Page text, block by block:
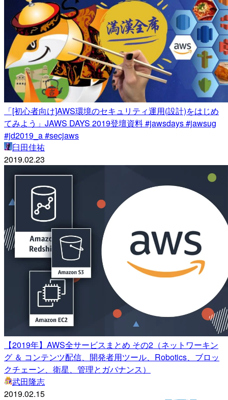
「[初心者向け]AWS環境のセキュリティ運用(設計)をはじめ
てみよう」JAWS DAYS 2019登壇資料 #jawsdays #jawsug
#jd2019_a #secjaws
臼田佳祐
2019.02.23
【2019年】AWS全サービスまとめ その2（ネットワーキン
グ ＆ コンテンツ配信、開発者用ツール、Robotics、ブロッ
クチェーン、衛星、管理とガバナンス）
武田隆志
2019.02.15